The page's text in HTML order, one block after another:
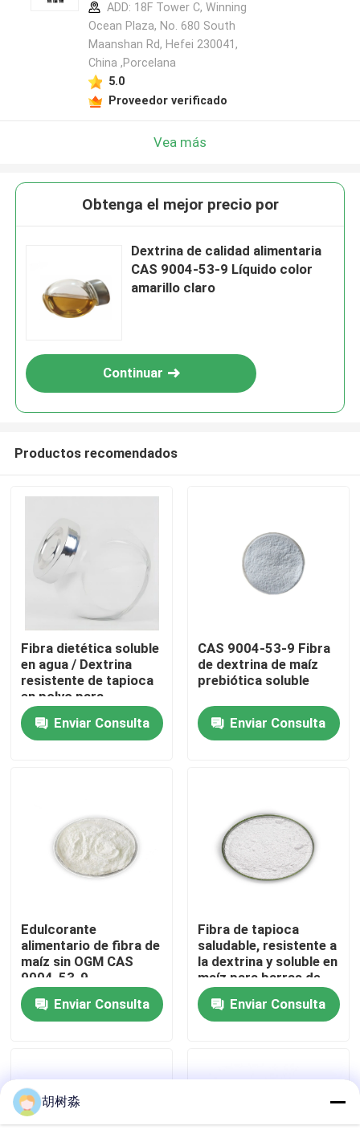
Hogar
Productos
Viaje de la fábrica
Control de calidad
Éntrenos en contacto con
Pida una cita
Alcohol de azúcar
Dextrina resistente
ADD: 18F Tower C, Winning
Ocean Plaza, No. 680 South
Maanshan Rd, Hefei 230041,
China ,Porcelana
5.0
Proveedor verificado
Vea más
Obtenga el mejor precio por
Dextrina de calidad alimentaria
CAS 9004-53-9 Líquido color
amarillo claro
Continuar
Productos recomendados
Fibra dietética soluble
en agua / Dextrina
resistente de tapioca
en polvo para
caramelos
Enviar Consulta
CAS 9004-53-9 Fibra
de dextrina de maíz
prebiótica soluble
Enviar Consulta
Edulcorante
alimentario de fibra de
maíz sin OGM CAS
9004-53-9
Enviar Consulta
Fibra de tapioca
saludable, resistente a
la dextrina y soluble en
maíz para barras de
chocolate
Enviar Consulta
胡树淼